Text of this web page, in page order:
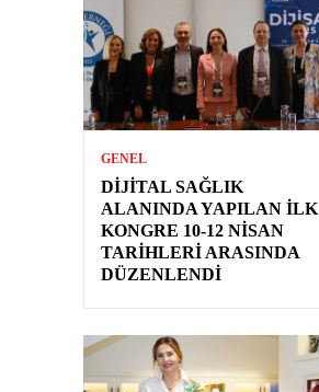
GENEL
DIJITAL SAĞLIK
ALANINDA YAPILAN İLK
KONGRE 10-12 NISAN
TARIHLERI ARASINDA
DÜZENLENDI